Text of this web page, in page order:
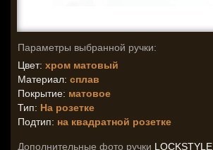
Параметры выбранной ручки:
Цвет: хром матовый
Материал: сплав
Покрытие: матовое
Тип: На розетке
Подтип: на квадратной розетке
Дополнительные фото ручки LOCKSTYLE